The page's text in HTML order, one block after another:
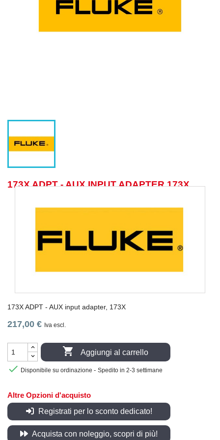
173X ADPT - AUX INPUT ADAPTER 173X
173X ADPT - AUX input adapter, 173X
217,00 € Iva escl.
 Aggiungi al carrello
 Disponibile su ordinazione - Spedito in 2-3 settimane
Altre Opzioni d'acquisto
Registrati per lo sconto dedicato!
Acquista con noleggio, scopri di più!